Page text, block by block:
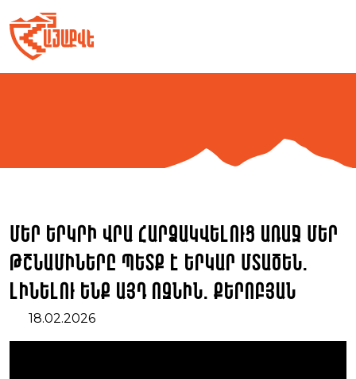
to
content
Մեր երկրի վրա հարձակվելուց առաջ մեր
թշնամիները պետք է երկար մտածեն.
լինելու ենք այդ ոզնին. Քերոբյան
18.02.2026